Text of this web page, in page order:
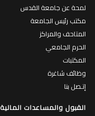
لمحة عن جامعة القدس
مكتب رئيس الجامعة
المتاحف والمراكز
الحرم الجامعي
المكتبات
وظائف شاغرة
إتـصل بنا
القبول والمساعدات المالية